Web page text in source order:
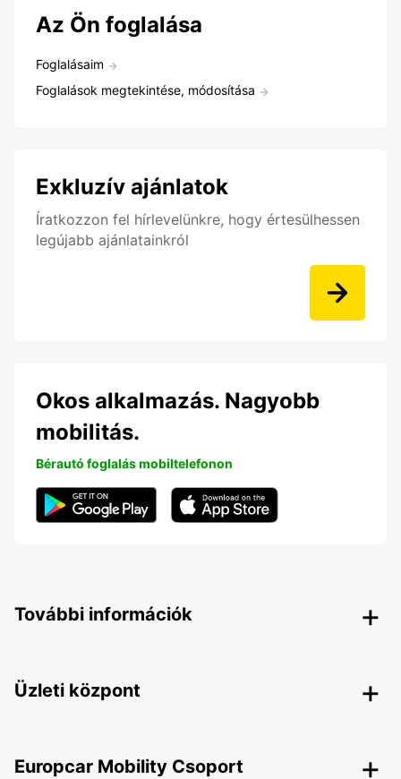
Az Ön foglalása
Foglalásaim
Foglalások megtekintése, módosítása
Exkluzív ajánlatok
Íratkozzon fel hírlevelünkre, hogy értesülhessen
legújabb ajánlatainkról
Okos alkalmazás. Nagyobb
mobilitás.
Bérautó foglalás mobiltelefonon
További információk
Üzleti központ
Europcar Mobility Csoport